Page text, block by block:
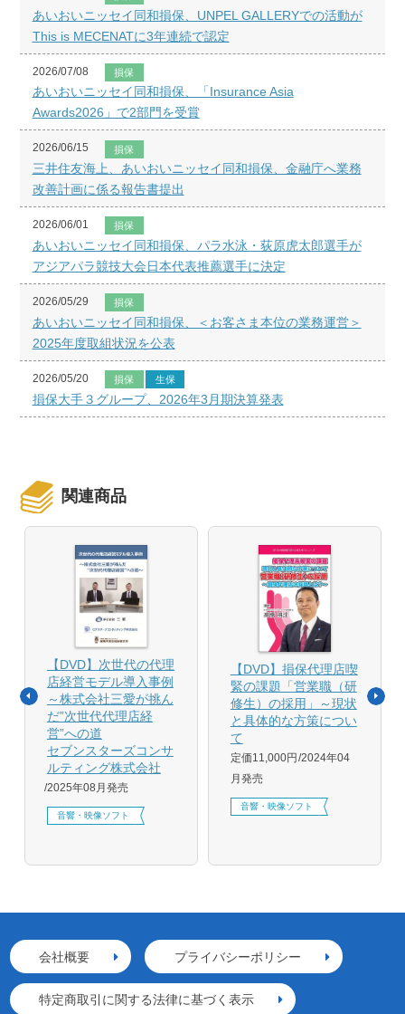
あいおいニッセイ同和損保、UNPEL GALLERYでの活動が
This is MECENATに3年連続で認定
2026/07/08 損保
あいおいニッセイ同和損保、「Insurance Asia
Awards2026」で2部門を受賞
2026/06/15 損保
三井住友海上、あいおいニッセイ同和損保、金融庁へ業務
改善計画に係る報告書提出
2026/06/01 損保
あいおいニッセイ同和損保、パラ水泳・荻原虎太郎選手が
アジアパラ競技大会日本代表推薦選手に決定
2026/05/29 損保
あいおいニッセイ同和損保、＜お客さま本位の業務運営＞
2025年度取組状況を公表
2026/05/20 損保 生保
損保大手３グループ、2026年3月期決算発表
関連商品
【DVD】次世代の代理
店経営モデル導入事例
～株式会社三愛が挑ん
だ”次世代代理店経
営”への道
セブンスターズコンサ
ルティング株式会社
2025年08月発売
音響・映像ソフト
【DVD】損保代理店喫
緊の課題「営業職（研
修生）の採用」～現状
と具体的な方策につい
て
定価11,000円 2024年04
月発売
音響・映像ソフト
会社概要 プライバシーポリシー
特定商取引に関する法律に基づく表示